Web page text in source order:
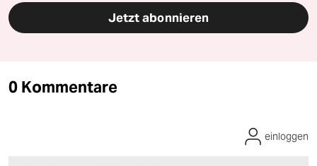
Jetzt abonnieren
0 Kommentare
einloggen